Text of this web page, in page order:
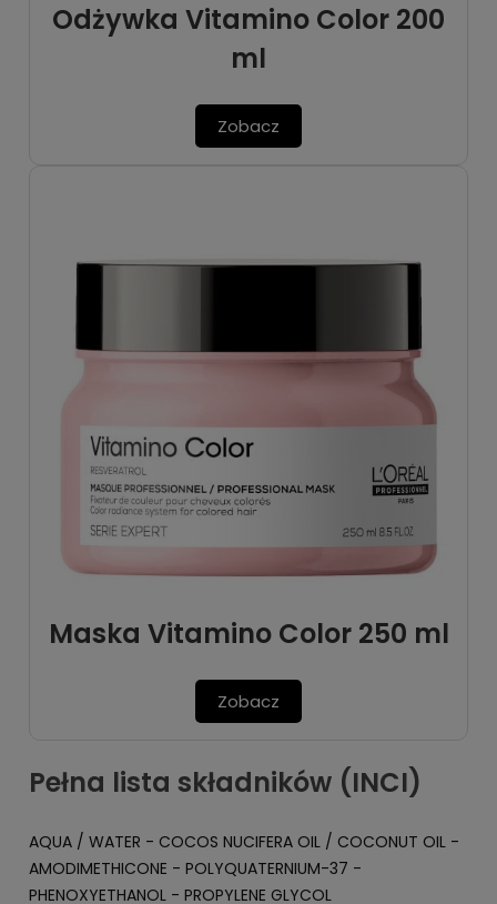
Odżywka Vitamino Color 200
ml
Zobacz
Maska Vitamino Color 250 ml
Zobacz
Pełna lista składników (INCI)
AQUA / WATER - COCOS NUCIFERA OIL / COCONUT OIL -
AMODIMETHICONE - POLYQUATERNIUM-37 -
PHENOXYETHANOL - PROPYLENE GLYCOL